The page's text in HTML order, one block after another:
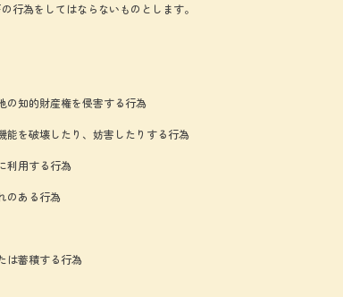
行為をしてはならないものとします。
の知的財産権を侵害する行為
能を破壊したり、妨害したりする行為
利用する行為
のある行為
は蓄積する行為